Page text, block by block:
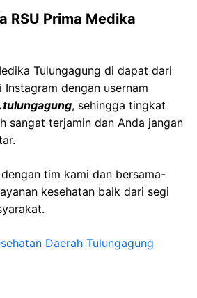
RSU Prima Medika
Tulungagung di dapat dari
Instagram dengan usernam
, sehingga tingkat
sangat terjamin dan Anda jangan
tim kami dan bersama-
kesehatan baik dari segi
Daerah Tulungagung